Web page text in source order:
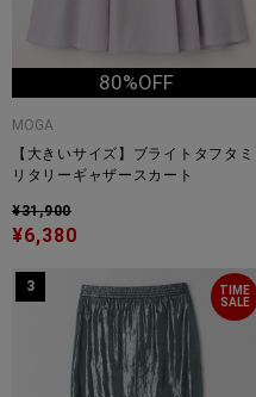
80%OFF
MOGA
【大きいサイズ】ブライトタフタミ
リタリーギャザースカート
¥31,900
¥6,380
TIME
SALE
3